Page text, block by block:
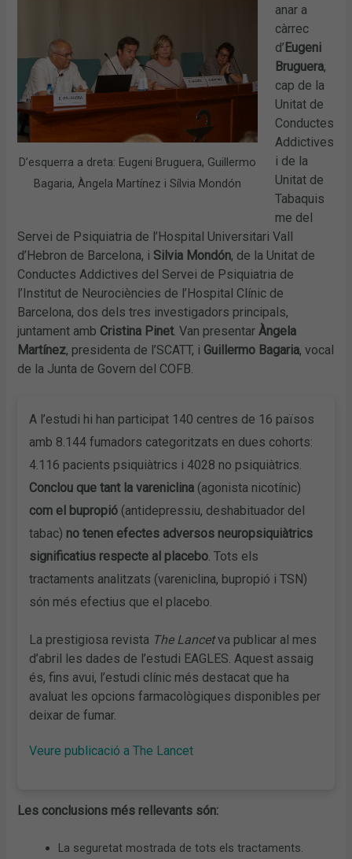
D’esquerra a dreta: Eugeni Bruguera, Guillermo
Bagaria, Àngela Martínez i Sílvia Mondón
anar a
càrrec
d’ Eugeni
Bruguera,
cap de la
Unitat de
Conductes
Addictives
i de la
Unitat de
Tabaquis
me del
Servei de Psiquiatria de l’Hospital Universitari Vall
d’Hebron de Barcelona, i Silvia Mondón, de la Unitat de
Conductes Addictives del Servei de Psiquiatria de
l’Institut de Neurociències de l’Hospital Clínic de
Barcelona, dos dels tres investigadors principals,
juntament amb Cristina Pinet. Van presentarÀngela
Martínez, presidenta de l’SCATT, i Guillermo Bagaria, vocal
de la Junta de Govern del COFB.
A l’estudi hi han participat 140 centres de 16 països
amb 8.144 fumadors categoritzats en dues cohorts:
4.116 pacients psiquiàtrics i 4028 no psiquiàtrics.
Conclou que tant la vareniclina (agonista nicotínic)
com el bupropió (antidepressiu, deshabituador del
tabac) no tenen efectes adversos neuropsiquiàtrics
significatius respecte al placebo . Tots els
tractaments analitzats (vareniclina, bupropió i TSN)
són més efectius que el placebo.
La prestigiosa revista The Lancetva publicar al mes
d’abril les dades de l’estudi EAGLES. Aquest assaig
és, fins avui, l’estudi clínic més destacat que ha
avaluat les opcions farmacològiques disponibles per
deixar de fumar.
Veure publicació a The Lancet
Les conclusions més rellevants són:
La seguretat mostrada de tots els tractaments.